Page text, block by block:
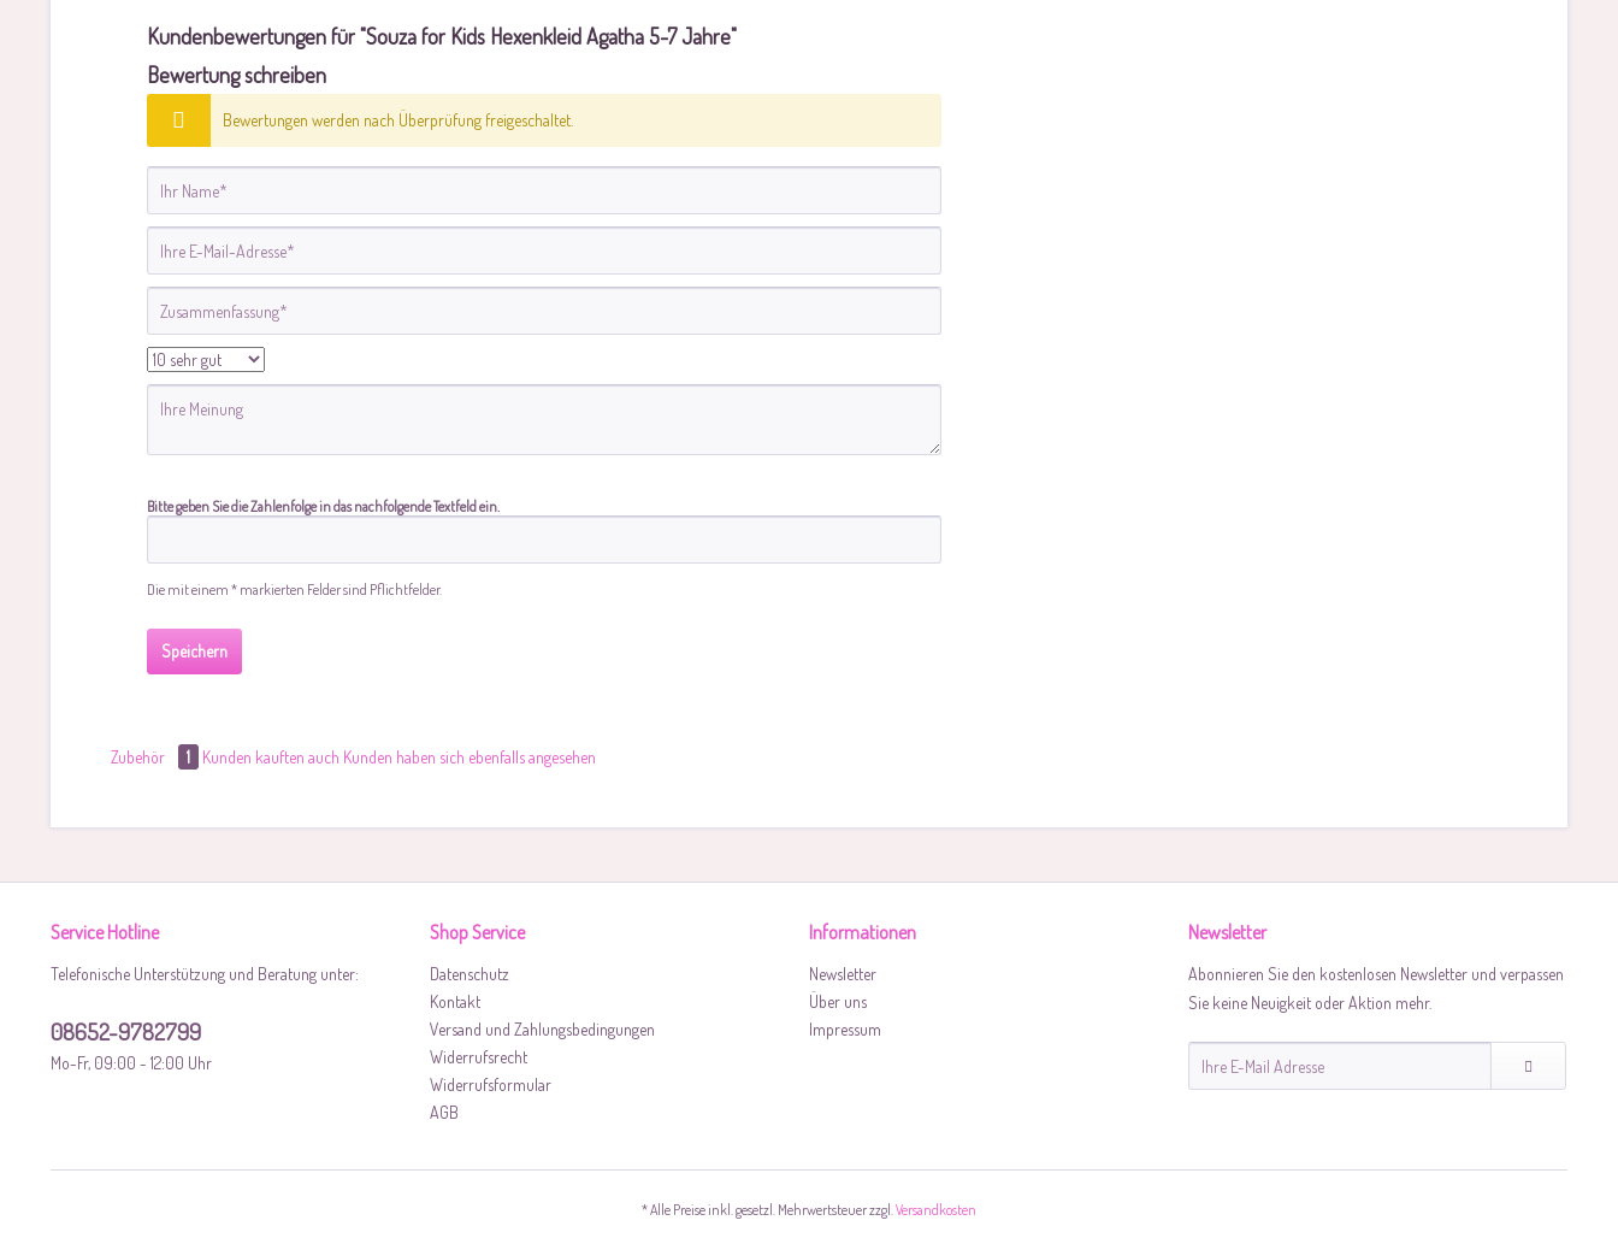
Kundenbewertungen für "Souza for Kids Hexenkleid Agatha 5-7 Jahre"
Bewertung schreiben
Bewertungen werden nach Überprüfung freigeschaltet.
Bitte geben Sie die Zahlenfolge in das nachfolgende Textfeld ein.
Die mit einem * markierten Felder sind Pflichtfelder.
Speichern
Zubehör 1 Kunden kauften auch Kunden haben sich ebenfalls angesehen
Service Hotline
Telefonische Unterstützung und Beratung unter:
08652-9782799
Mo-Fr, 09:00 - 12:00 Uhr
Shop Service
Datenschutz
Kontakt
Versand und Zahlungsbedingungen
Widerrufsrecht
Widerrufsformular
AGB
Informationen
Newsletter
Über uns
Impressum
Newsletter
Abonnieren Sie den kostenlosen Newsletter und verpassen
Sie keine Neuigkeit oder Aktion mehr.
* Alle Preise inkl. gesetzl. Mehrwertsteuer zzgl.Versandkosten